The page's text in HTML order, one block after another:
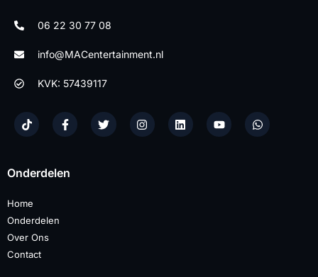
06 22 30 77 08
info@MACentertainment.nl
KVK: 57439117
Onderdelen
Home
Onderdelen
Over Ons
Contact